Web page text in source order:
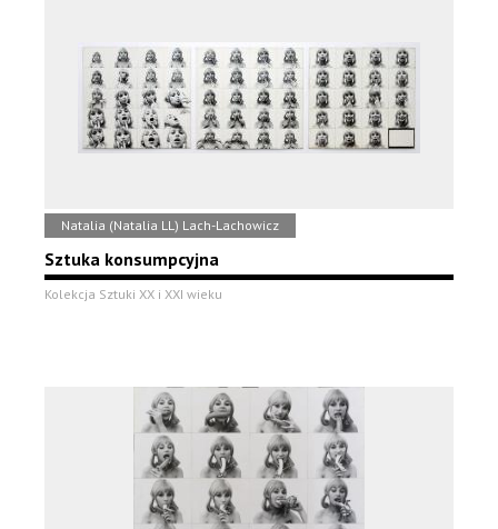
Natalia (Natalia LL) Lach-Lachowicz
Sztuka konsumpcyjna
Kolekcja Sztuki XX i XXI wieku